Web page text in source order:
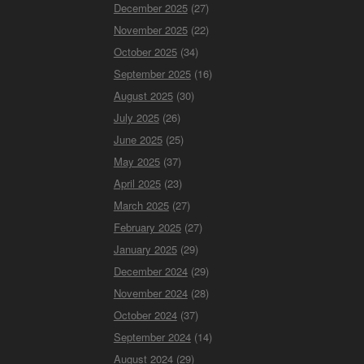
December 2025(27)
November 2025(22)
October 2025(34)
September 2025(16)
August 2025(30)
July 2025(26)
June 2025(25)
May 2025(37)
April 2025(23)
March 2025(27)
February 2025(27)
January 2025(29)
December 2024(29)
November 2024(28)
October 2024(37)
September 2024(14)
August 2024(29)